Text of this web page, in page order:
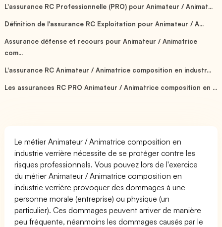
L'assurance RC Professionnelle (PRO) pour Animateur / Animat...
Définition de l'assurance RC Exploitation pour Animateur / A...
Assurance défense et recours pour Animateur / Animatrice
com...
L'assurance RC Animateur / Animatrice composition en industr...
Les assurances RC PRO Animateur / Animatrice composition en ...
Le métier Animateur / Animatrice composition en
industrie verrière nécessite de se protéger contre les
risques professionnels. Vous pouvez lors de l'exercice
du métier Animateur / Animatrice composition en
industrie verrière provoquer des dommages à une
personne morale (entreprise) ou physique (un
particulier). Ces dommages peuvent arriver de manière
peu fréquente, néanmoins les dommages causés par le